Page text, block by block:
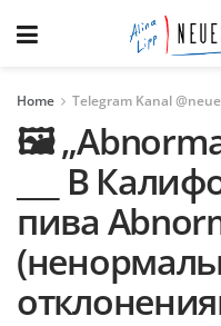
Home Telegram Kanal
🖼
___ В
пива